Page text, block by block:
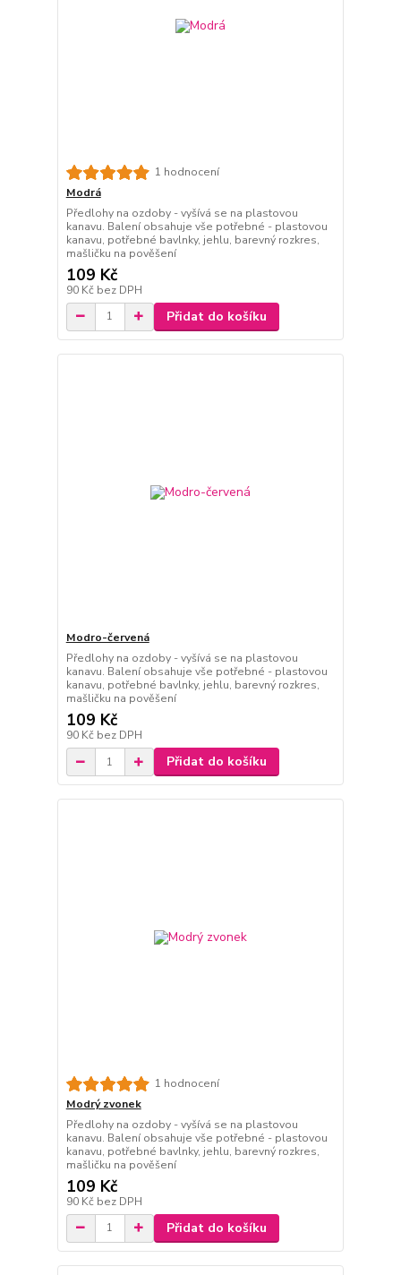
1 hodnocení
Modrá
Předlohy na ozdoby - vyšívá se na plastovou
kanavu. Balení obsahuje vše potřebné - plastovou
kanavu, potřebné bavlnky, jehlu, barevný rozkres,
mašličku na pověšení
109 Kč
90 Kč bez DPH
Přidat do košíku
Modro-červená
Předlohy na ozdoby - vyšívá se na plastovou
kanavu. Balení obsahuje vše potřebné - plastovou
kanavu, potřebné bavlnky, jehlu, barevný rozkres,
mašličku na pověšení
109 Kč
90 Kč bez DPH
Přidat do košíku
1 hodnocení
Modrý zvonek
Předlohy na ozdoby - vyšívá se na plastovou
kanavu. Balení obsahuje vše potřebné - plastovou
kanavu, potřebné bavlnky, jehlu, barevný rozkres,
mašličku na pověšení
109 Kč
90 Kč bez DPH
Přidat do košíku